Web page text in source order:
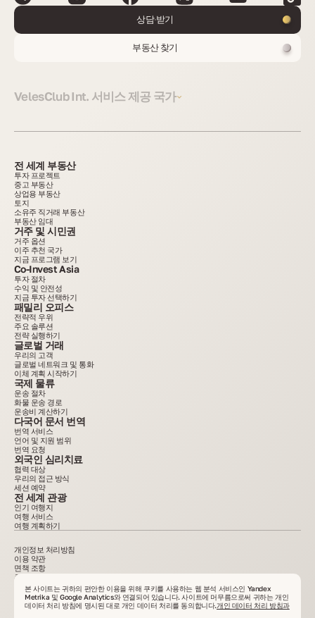
상담 받기
부동산 찾기
VelesClub Int. 서비스 제공 국가
전 세계 부동산
투자 프로젝트
중고 부동산
상업용 부동산
토지
소유주 직거래 부동산
부동산 임대
거주 및 시민권
거주 옵션
이주 추천 국가
지금 프로그램 보기
Co-Invest Asia
투자 절차
수익 및 안전성
지금 투자 선택하기
패밀리 오피스
전략적 우위
주요 솔루션
전략 실행하기
글로벌 거래
우리의 고객
글로벌 네트워크 및 통화
이체 계획 시작하기
국제 물류
운송 절차
화물 운송 경로
운송비 계산하기
다국어 문서 번역
번역 서비스
언어 및 지원 범위
번역 요청
외국인 심리치료
협력 대상
우리의 접근 방식
세션 예약
전 세계 관광
인기 여행지
여행 서비스
여행 계획하기
2015–2025. 사이트에 게시된 모든 정보는 정보 제공 목적으로만 제공되며 광고나 공적 제안이
아닙니다. 서면 동의 없는 자료 복사는 금지됩니다. VelesClub Int.
개인정보 처리방침
이용 약관
면책 조항
쿠키 정책
본 사이트는 귀하의 편안한 이용을 위해 쿠키를 사용하는 웹 분석 서비스인 Yandex
Metrika 및 Google Analytics와 연결되어 있습니다. 사이트에 머무름으로써 귀하는 개인
데이터 처리 방침에 명시된 대로 개인 데이터 처리를 동의합니다.개인 데이터 처리 방침과